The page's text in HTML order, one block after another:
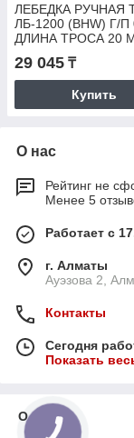
ЛЕБЕДКА РУЧНАЯ
ЛБ-1200 (BHW) Г/П
ДЛИНА ТРОСА 20
29 045 ₸
Купить
О нас
Рейтинг не
Менее 5
Работает с
г. Алматы
Ауэзова 2,
Контакты
Сегодня
Показать
О нас